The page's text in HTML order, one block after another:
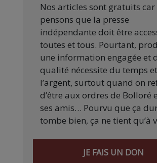
Nos articles sont gratuits car
pensons que la presse
indépendante doit être
toutes et tous. Pourtant,
une information engagée et
qualité nécessite du temps
l’argent, surtout quand on
d’être aux ordres de Bolloré
ses amis… Pourvu que ça
tombe bien, ça ne tient qu’à
JE FAIS UN DON